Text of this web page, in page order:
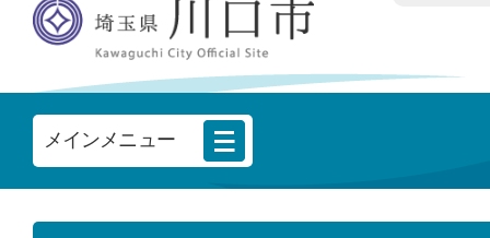
メインメニュー